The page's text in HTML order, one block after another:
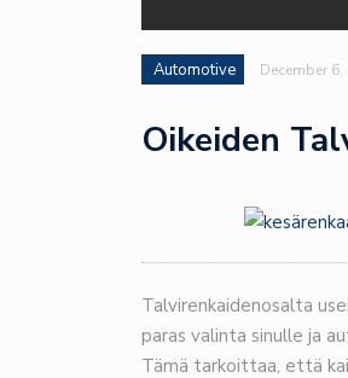
Automotive December 6,
Oikeiden
Talvirenkaidenosalta
paras valinta sinulle ja
Tämä tarkoittaa, että